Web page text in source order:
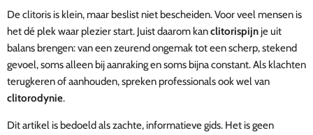
De clitoris is klein, maar beslist niet bescheiden. Voor veel mensen is
het dé plek waar plezier start. Juist daarom kanclitorispijn je uit
balans brengen: van een zeurend ongemak tot een scherp, stekend
gevoel, soms alleen bij aanraking en soms bijna constant. Als klachten
terugkeren of aanhouden, spreken professionals ook wel van
clitorodynie.
Dit artikel is bedoeld als zachte, informatieve gids. Het is geen